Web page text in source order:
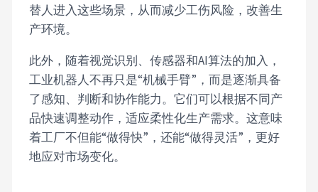
替人进入这些场景，从而减少工伤风险，改善生
产环境。
此外，随着视觉识别、传感器和AI算法的加入，
工业机器人不再只是“机械手臂”，而是逐渐具备
了感知、判断和协作能力。它们可以根据不同产
品快速调整动作，适应柔性化生产需求。这意味
着工厂不但能“做得快”，还能“做得灵活”，更好
地应对市场变化。